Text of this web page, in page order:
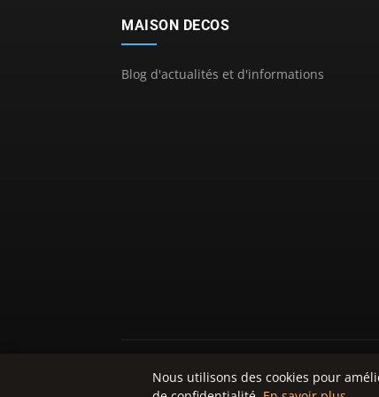
MAISON DECOS
Blog d'actualités et d'informations
Nous utilisons des cookies pour